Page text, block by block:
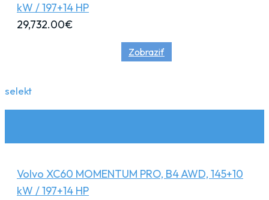
kW / 197+14 HP
29,732.00€
Zobraziť
selekt
Volvo XC60 MOMENTUM PRO, B4 AWD, 145+10
kW / 197+14 HP